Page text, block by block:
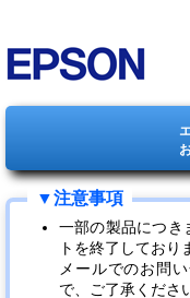
一部の製品につき
トを終了しており
メールでのお問
で、ご了承くださ